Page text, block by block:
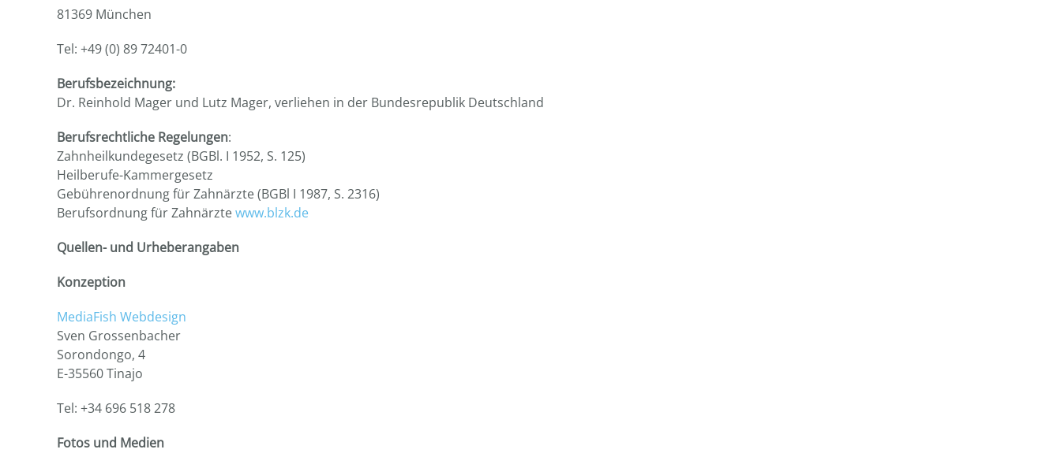
81369 München
Tel: +49 (0) 89 72401-0
Berufsbezeichnung:
Dr. Reinhold Mager und Lutz Mager, verliehen in der Bundesrepublik Deutschland
Berufsrechtliche Regelungen:
Zahnheilkundegesetz (BGBl. I 1952, S. 125)
Heilberufe-Kammergesetz
Gebührenordnung für Zahnärzte (BGBl I 1987, S. 2316)
Berufsordnung für Zahnärztewww.blzk.de
Quellen- und Urheberangaben
Konzeption
MediaFish Webdesign
Sven Grossenbacher
Sorondongo, 4
E-35560 Tinajo
Tel: +34 696 518 278
Fotos und Medien